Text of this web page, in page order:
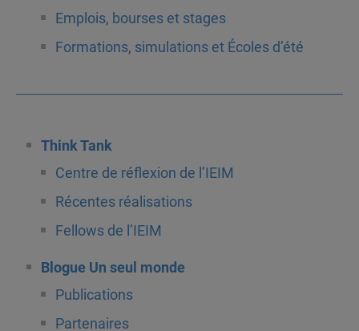
Emplois, bourses et stages
Formations, simulations et Écoles d’été
Think Tank
Centre de réflexion de l’IEIM
Récentes réalisations
Fellows de l’IEIM
Blogue Un seul monde
Publications
Partenaires